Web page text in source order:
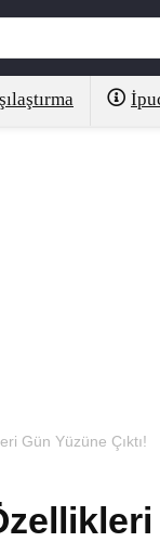
Gün Yüzüne Çıktı!